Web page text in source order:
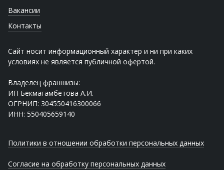
Вакансии
Контакты
Сайт носит информационный характер и ни при каких
условиях не является публичной офертой.
Владелец франшизы:
ИП Бекмагамбетова А.И.
ОГРНИП: 304550416300066
ИНН: 550405659140
Политики в отношении обработки персональных данных
Согласие на обработку персональных данных